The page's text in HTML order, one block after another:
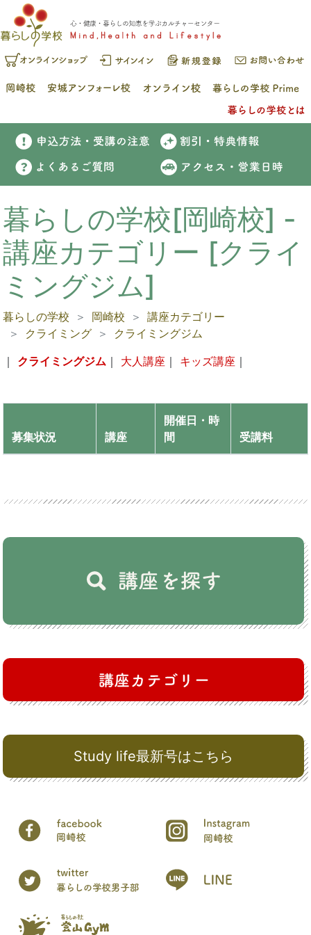
Study life最新号はこちら
暮らしの学校[岡崎校] -
講座カテゴリー [クライ
ミングジム]
暮らしの学校 岡崎校
講座カテゴリー
クライミング
クライミングジム
｜ クライミングジム ｜ 大人講座 ｜ キッズ講座 ｜
募集状況 講座
開催日・時
間
受講料